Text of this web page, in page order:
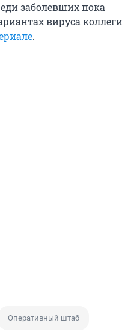
заболевших пока
вируса коллеги
.
Оперативный штаб